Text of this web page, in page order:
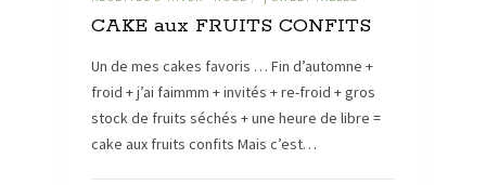
CAKE aux FRUITS CONFITS
Un de mes cakes favoris … Fin d’automne +
froid + j’ai faimmm + invités + re-froid + gros
stock de fruits séchés + une heure de libre =
cake aux fruits confits Mais c’est…